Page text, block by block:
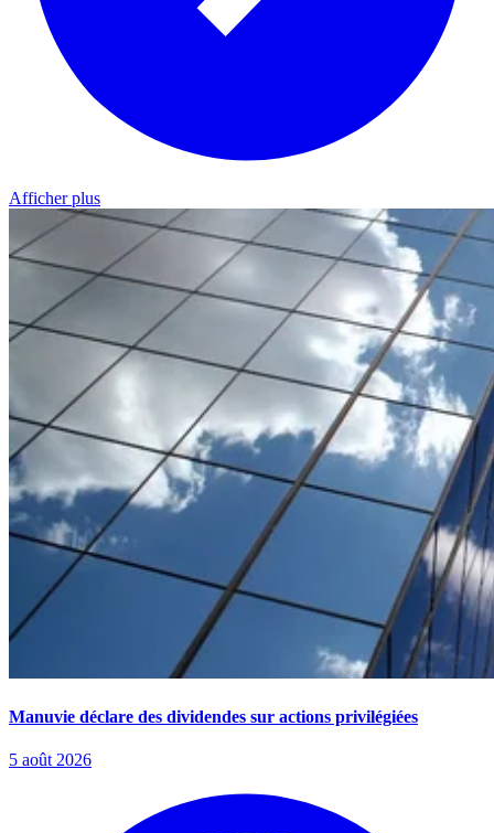
Afficher plus
Manuvie déclare des dividendes sur actions privilégiées
5 août 2026